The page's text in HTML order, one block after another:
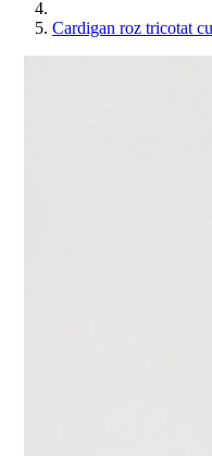
Cardigan roz tricotat